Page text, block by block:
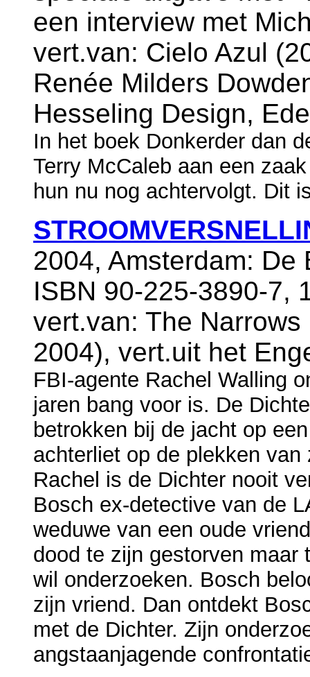
een interview met
vert.van: Cielo Azul
Renée Milders
Hesseling Design, Ede
In het boek Donkerder dan
Terry McCaleb aan een
hun nu nog achtervolgt. Dit
2004, Amsterdam:
ISBN 90-225-3890-7,
vert.van: The
2004), vert.uit het
FBI-agente Rachel Walling
jaren bang voor is. De
betrokken bij de jacht op
achterliet op de plekken
Rachel is de Dichter nooit
Bosch ex-detective van de
weduwe van een oude
dood te zijn gestorven
wil onderzoeken. Bosch
zijn vriend. Dan ontdekt
met de Dichter. Zijn
angstaanjagende